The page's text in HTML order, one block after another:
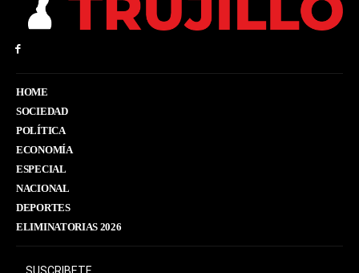
HOME
SOCIEDAD
POLÍTICA
ECONOMÍA
ESPECIAL
NACIONAL
DEPORTES
ELIMINATORIAS 2026